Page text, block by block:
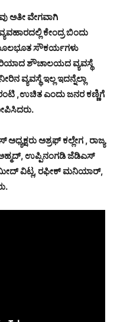
ಅತೀ ವೇಗವಾಗಿ
ಕೇಂದ್ರ ಬಿಂದು
ಸೌಕರ್ಯಗಳು
ಶೌಚಾಲಯದ ವ್ಯವಸ್ಥೆ
ವ್ಯವಸ್ಥೆ ಇಲ್ಲ ಇದನ್ನೆಲ್ಲಾ
,ಉಚಿತ ಎಂದು ಜನರ ಕಣ್ಣಿಗೆ
ಅಶ್ರಫ್ ಕಲ್ಲೇಗ , ರಾಜ್ಯ
ಉಪ್ಪಿನಂಗಡಿ ಜೆಡಿಎಸ್
ವಿಟ್ಲ, ರಫೀಕ್ ಮನಿಯಾರ್,